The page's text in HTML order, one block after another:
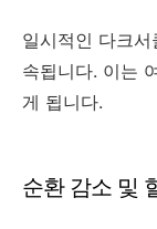
일시적인 다크
속됩니다. 이는
게 됩니다.
순환 감소 및